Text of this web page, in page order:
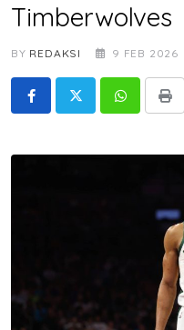
Timberwolves
BY REDAKSI 9 FEB 2026
WhatsappPrint